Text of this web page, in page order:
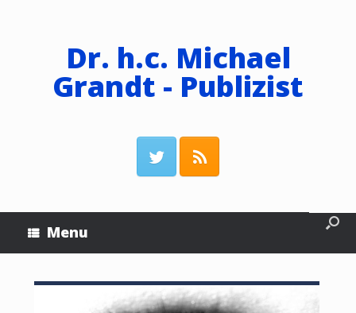
Dr. h.c. Michael
Grandt - Publizist
Menu